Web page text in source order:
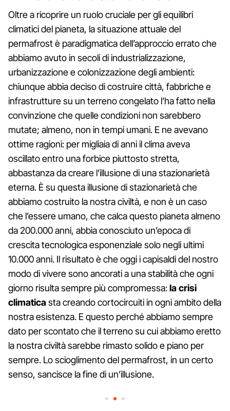
Oltre a ricoprire un ruolo cruciale per gli equilibri
climatici del pianeta, la situazione attuale del
permafrost è paradigmatica dell’approccio errato che
abbiamo avuto in secoli di industrializzazione,
urbanizzazione e colonizzazione degli ambienti:
chiunque abbia deciso di costruire città, fabbriche e
infrastrutture su un terreno congelato l’ha fatto nella
convinzione che quelle condizioni non sarebbero
mutate; almeno, non in tempi umani. E ne avevano
ottime ragioni: per migliaia di anni il clima aveva
oscillato entro una forbice piuttosto stretta,
abbastanza da creare l’illusione di una stazionarietà
eterna. È su questa illusione di stazionarietà che
abbiamo costruito la nostra civiltà, e non è un caso
che l’essere umano, che calca questo pianeta almeno
da 200.000 anni, abbia conosciuto un’epoca di
crescita tecnologica esponenziale solo negli ultimi
10.000 anni. Il risultato è che oggi i capisaldi del nostro
modo di vivere sono ancorati a una stabilità che ogni
giorno risulta sempre più compromessa:la crisi
climaticasta creando cortocircuiti in ogni ambito della
nostra esistenza. E questo perché abbiamo sempre
dato per scontato che il terreno su cui abbiamo eretto
la nostra civiltà sarebbe rimasto solido e piano per
sempre. Lo scioglimento del permafrost, in un certo
senso, sancisce la fine di un’illusione.